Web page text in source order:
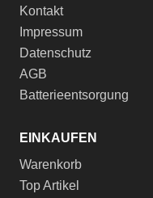
Kontakt
Impressum
Datenschutz
AGB
Batterieentsorgung
EINKAUFEN
Warenkorb
Top Artikel